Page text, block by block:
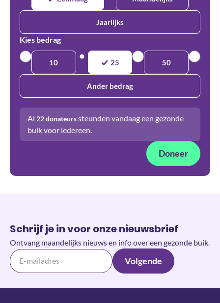
Jaarlijks
Kies bedrag
10 25 50
Ander bedrag
Al 22donateurssteunden vandaag een gezonde
buik voor iedereen.
Doneer
Schrijf je in voor onze nieuwsbrief
Ontvang maandelijks nieuws en info over een gezonde buik.
Volgende